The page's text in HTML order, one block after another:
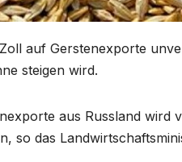
auf Gerstenexporte
steigen wird.
aus Russland wird
so das